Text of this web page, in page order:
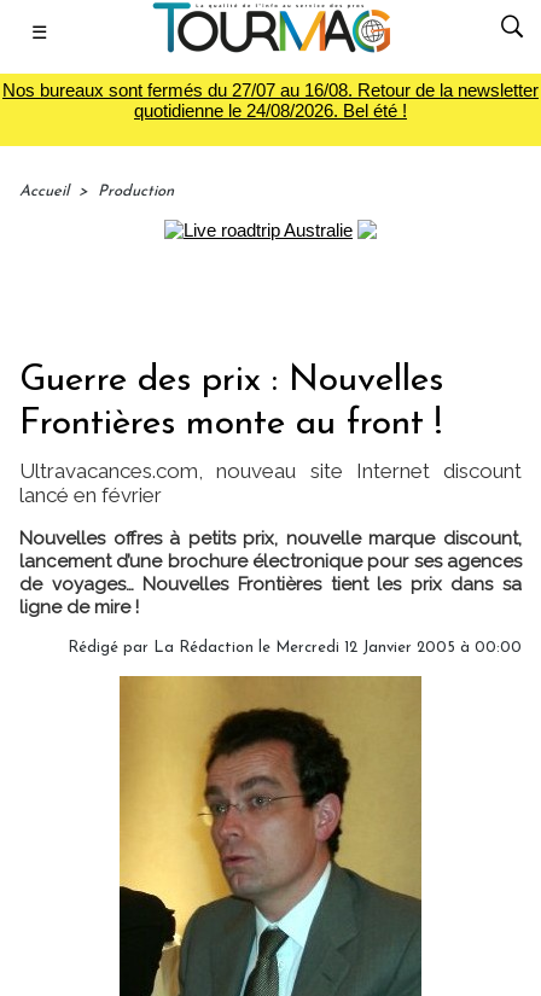
☰
Nos bureaux sont fermés du 27/07 au 16/08. Retour de la newsletter
quotidienne le 24/08/2026. Bel été !
Accueil > Production
Guerre des prix : Nouvelles
Frontières monte au front !
Ultravacances.com, nouveau site Internet discount
lancé en février
Nouvelles offres à petits prix, nouvelle marque discount,
lancement d’une brochure électronique pour ses agences
de voyages… Nouvelles Frontières tient les prix dans sa
ligne de mire !
Rédigé par La Rédaction le Mercredi 12 Janvier 2005 à 00:00